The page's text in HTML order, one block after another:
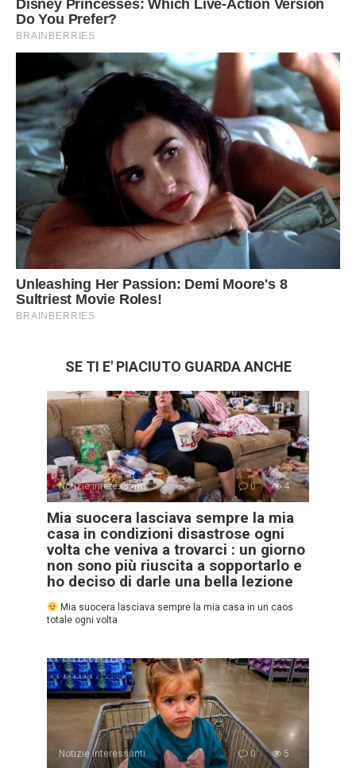
SE TI E' PIACIUTO GUARDA ANCHE
Notizie interessanti 0 4
Mia suocera lasciava sempre la mia
casa in condizioni disastrose ogni
volta che veniva a trovarci : un giorno
non sono più riuscita a sopportarlo e
ho deciso di darle una bella lezione
Mia suocera lasciava sempre la mia casa in un caos
totale ogni volta
Notizie interessanti 0 5